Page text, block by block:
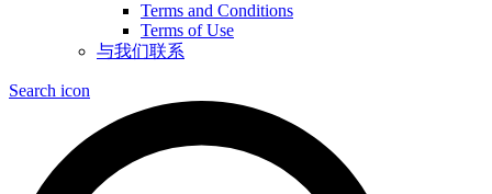
Terms and Conditions
Terms of Use
与我们联系
Search icon